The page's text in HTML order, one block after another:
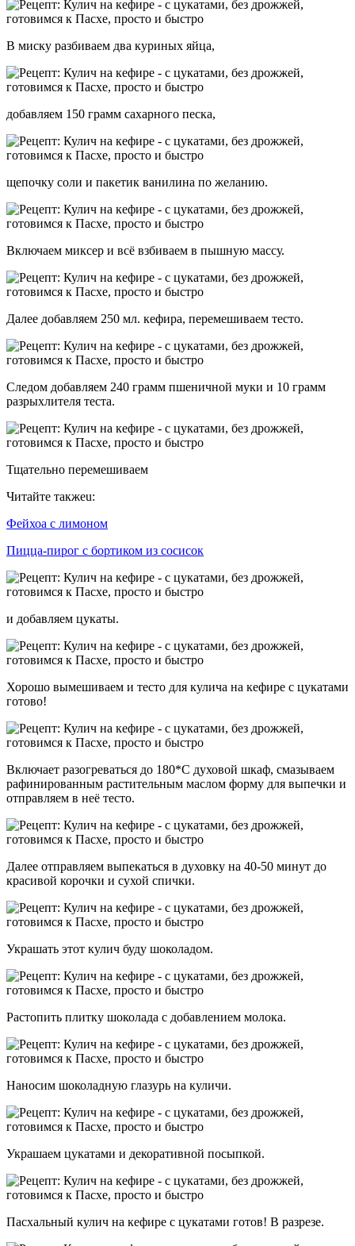
В миску разбиваем два куриных яйца,
добавляем 150 грамм сахарного песка,
щепочку соли и пакетик ванилина по желанию.
Включаем миксер и всё взбиваем в пышную массу.
Далее добавляем 250 мл. кефира, перемешиваем тесто.
Следом добавляем 240 грамм пшеничной муки и 10 грамм
разрыхлителя теста.
Тщательно перемешиваем
Читайте такжеu:
Фейхоа с лимоном
Пицца-пирог с бортиком из сосисок
и добавляем цукаты.
Хорошо вымешиваем и тесто для кулича на кефире с цукатами
готово!
Включает разогреваться до 180*С духовой шкаф, смазываем
рафинированным растительным маслом форму для выпечки и
отправляем в неё тесто.
Далее отправляем выпекаться в духовку на 40-50 минут до
красивой корочки и сухой спички.
Украшать этот кулич буду шоколадом.
Растопить плитку шоколада с добавлением молока.
Наносим шоколадную глазурь на куличи.
Украшаем цукатами и декоративной посыпкой.
Пасхальный кулич на кефире с цукатами готов! В разрезе.